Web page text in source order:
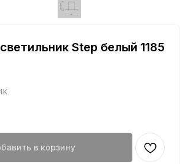
Step белый 1185
в корзину